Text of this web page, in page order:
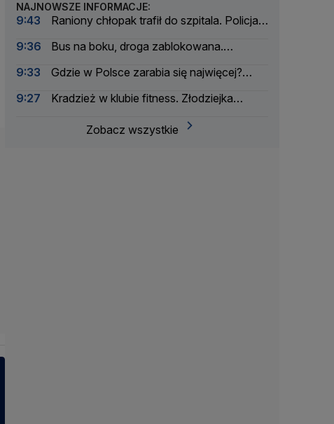
NAJNOWSZE INFORMACJE:
9:43
Raniony chłopak trafił do szpitala. Policja
9:36
Bus na boku, droga zablokowana.
9:33
Gdzie w Polsce zarabia się najwięcej?
9:27
Kradzież w klubie fitness. Złodziejka
Zobacz wszystkie